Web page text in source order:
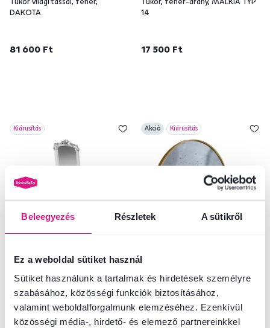
Beleegyezés Részletek A sütikről
Ez a weboldal sütiket használ
Sütiket használunk a tartalmak és hirdetések személyre
szabásához, közösségi funkciók biztosításához,
valamint weboldalforgalmunk elemzéséhez. Ezenkívül
közösségi média-, hirdető- és elemező partnereinkkel
DAKOTA
81 600 Ft
14
17 500 Ft
Kiárusítás
4,7 8
Álló tükör, fehér/ezüst, ODINE
32 500 Ft
Akció Kiárusítás
Tükör 2 gyertyatartóval, patina,
arany fém keret, HAREO TYP 2
13 900 Ft
12 500 Ft